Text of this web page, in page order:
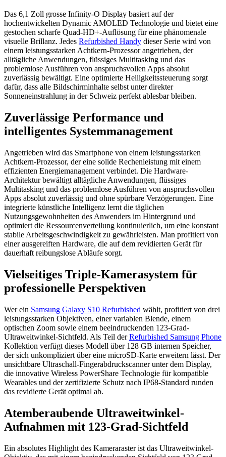
Das 6,1 Zoll grosse Infinity-O Display basiert auf der
hochentwickelten Dynamic AMOLED Technologie und bietet eine
gestochen scharfe Quad-HD+-Auflösung für eine phänomenale
visuelle Brillanz. Jedes Refurbished Handy dieser Serie wird von
einem leistungsstarken Achtkern-Prozessor angetrieben, der
alltägliche Anwendungen, flüssiges Multitasking und das
problemlose Ausführen von anspruchsvollen Apps absolut
zuverlässig bewältigt. Eine optimierte Helligkeitssteuerung sorgt
dafür, dass alle Bildschirminhalte selbst unter direkter
Sonneneinstrahlung in der Schweiz perfekt ablesbar bleiben.
Zuverlässige Performance und
intelligentes Systemmanagement
Angetrieben wird das Smartphone von einem leistungsstarken
Achtkern-Prozessor, der eine solide Rechenleistung mit einem
effizienten Energiemanagement verbindet. Die Hardware-
Architektur bewältigt alltägliche Anwendungen, flüssiges
Multitasking und das problemlose Ausführen von anspruchsvollen
Apps absolut zuverlässig und ohne spürbare Verzögerungen. Eine
integrierte künstliche Intelligenz lernt die täglichen
Nutzungsgewohnheiten des Anwenders im Hintergrund und
optimiert die Ressourcenverteilung kontinuierlich, um eine konstant
stabile Arbeitsgeschwindigkeit zu gewährleisten. Man profitiert von
einer ausgereiften Hardware, die auf dem revidierten Gerät für
dauerhaft reibungslose Abläufe sorgt.
Vielseitiges Triple-Kamerasystem für
professionelle Perspektiven
Wer ein Samsung Galaxy S10 Refurbished wählt, profitiert von drei
leistungsstarken Objektiven, einer variablen Blende, einem
optischen Zoom sowie einem beeindruckenden 123-Grad-
Ultraweitwinkel-Sichtfeld. Als Teil derRefurbished Samsung Phone
Kollektion verfügt dieses Modell über 128 GB internen Speicher,
der sich unkompliziert über eine microSD-Karte erweitern lässt. Der
unsichtbare Ultraschall-Fingerabdruckscanner unter dem Display,
die innovative Wireless PowerShare Technologie für kompatible
Wearables und der zertifizierte Schutz nach IP68-Standard runden
das revidierte Gerät optimal ab.
Atemberaubende Ultraweitwinkel-
Aufnahmen mit 123-Grad-Sichtfeld
Ein absolutes Highlight des Kameraraster ist das Ultraweitwinkel-